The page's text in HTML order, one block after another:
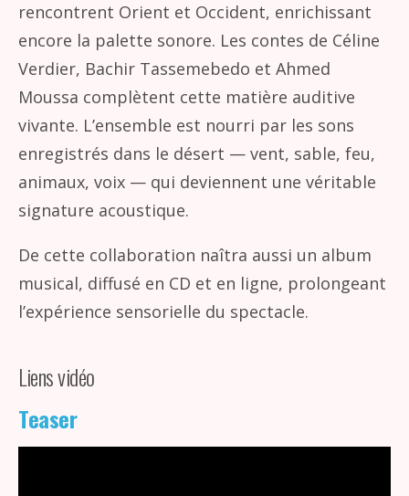
rencontrent Orient et Occident, enrichissant
encore la palette sonore. Les contes de Céline
Verdier, Bachir Tassemebedo et Ahmed
Moussa complètent cette matière auditive
vivante. L’ensemble est nourri par les sons
enregistrés dans le désert — vent, sable, feu,
animaux, voix — qui deviennent une véritable
signature acoustique.
De cette collaboration naîtra aussi un album
musical, diffusé en CD et en ligne, prolongeant
l’expérience sensorielle du spectacle.
Liens vidéo
Teaser